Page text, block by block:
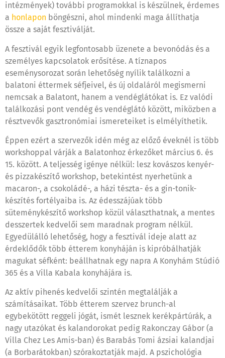
intézmények) további programokkal is készülnek, érdemes
a honlapon böngészni, ahol mindenki maga állíthatja
össze a saját fesztiválját.
A fesztivál egyik legfontosabb üzenete a bevonódás és a
személyes kapcsolatok erősítése. A tíznapos
eseménysorozat során lehetőség nyílik találkozni a
balatoni éttermek séfjeivel, és új oldaláról megismerni
nemcsak a Balatont, hanem a vendéglátókat is. Ez valódi
találkozási pont vendég és vendéglátó között, miközben a
résztvevők gasztronómiai ismereteiket is elmélyíthetik.
Éppen ezért a szervezők idén még az előző éveknél is több
workshoppal várják a Balatonhoz érkezőket március 6. és
15. között. A teljesség igénye nélkül: lesz kovászos kenyér-
és pizzakészítő workshop, betekintést nyerhetünk a
macaron-, a csokoládé-, a házi tészta- és a gin-tonik-
készítés fortélyaiba is. Az édesszájúak több
süteménykészítő workshop közül választhatnak, a mentes
desszertek kedvelői sem maradnak program nélkül.
Egyedülálló lehetőség, hogy a fesztivál ideje alatt az
érdeklődők több étterem konyháján is kipróbálhatják
magukat séfként: beállhatnak egy napra A Konyhám Stúdió
365 és a Villa Kabala konyhájára is.
Az aktív pihenés kedvelői szintén megtalálják a
számításaikat. Több étterem szervez brunch-al
egybekötött reggeli jógát, ismét lesznek kerékpártúrák, a
nagy utazókat és kalandorokat pedig Rakonczay Gábor (a
Villa Chez Les Amis-ban) és Barabás Tomi ázsiai kalandjai
(a Borbarátokban) szórakoztatják majd. A pszichológia